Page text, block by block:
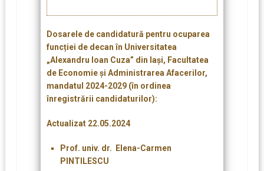
Dosarele de candidatură pentru ocuparea
funcției de decan în Universitatea
„Alexandru Ioan Cuza” din Iași, Facultatea
de Economie şi Administrarea Afacerilor,
mandatul 2024-2029 (în ordinea
înregistrării candidaturilor):
Actualizat 22.05.2024
Prof. univ. dr. Elena-Carmen
PINTILESCU